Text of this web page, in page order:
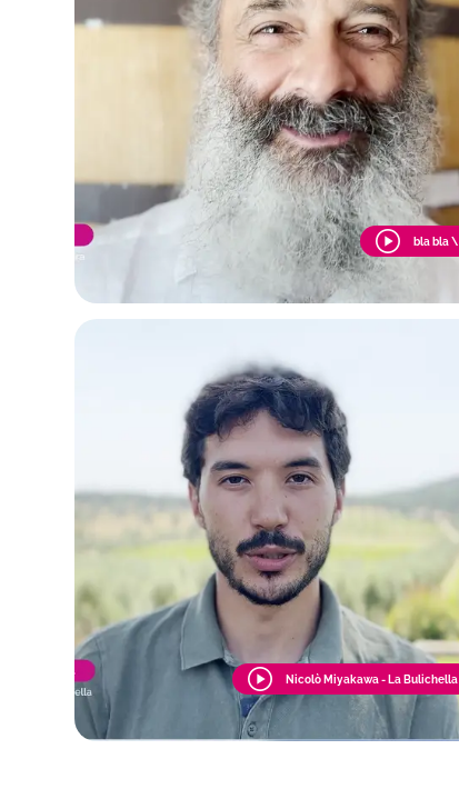
bla bla \
Nicolò Miyakawa - La Bulichella